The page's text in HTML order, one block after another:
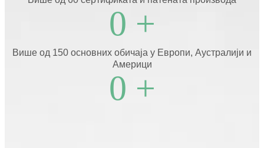
0 +
Више од 150 основних обичаја у Европи, Аустралији и
Америци
0 +